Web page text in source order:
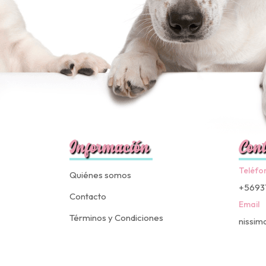
Información
Quiénes somos
Contacto
Términos y Condiciones
Email